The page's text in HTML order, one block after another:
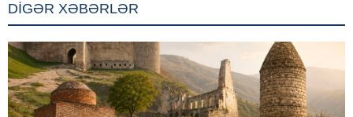
DİGƏR XƏBƏRLƏR